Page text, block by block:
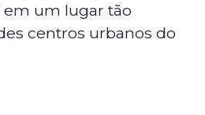
um lugar tão
centros urbanos do